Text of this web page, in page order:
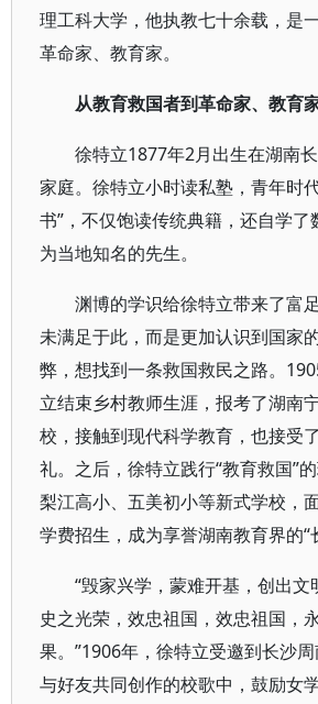
理工科大学，他执教七十余载，是
革命家、教育家。
从教育救国者到革命家、教育
徐特立1877年2月出生在湖南
家庭。徐特立小时读私塾，青年时
书”，不仅饱读传统典籍，还自学
为当地知名的先生。
渊博的学识给徐特立带来了富
未满足于此，而是更加认识到国家
弊，想找到一条救国救民之路。
立结束乡村教师生涯，报考了湖南
校，接触到现代科学教育，也接受
礼。之后，徐特立践行“教育救国”
梨江高小、五美初小等新式学校，
学费招生，成为享誉湖南教育界的“
“毁家兴学，蒙难开基，创出
史之光荣，效忠祖国，效忠祖国，
果。”1906年，徐特立受邀到长沙
与好友共同创作的校歌中，鼓励女